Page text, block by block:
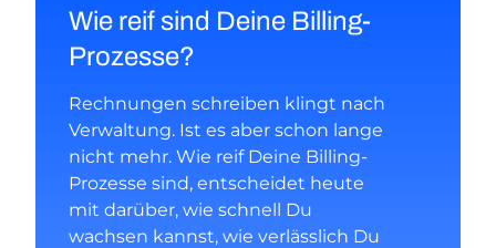
Wie reif sind Deine Billing-
Prozesse?
Rechnungen schreiben klingt nach
Verwaltung. Ist es aber schon lange
nicht mehr. Wie reif Deine Billing-
Prozesse sind, entscheidet heute
mit darüber, wie schnell Du
wachsen kannst, wie verlässlich Du